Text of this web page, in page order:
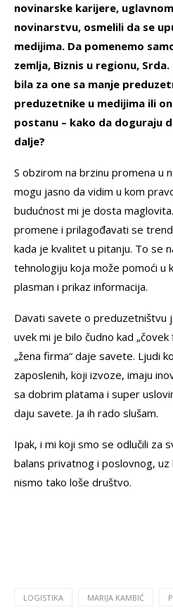
novinarske karijere,
novinarstvu, osmelili da se
medijima. Da pomenemo
zemlja, Biznis u regionu,
bila za one sa manje
preduzetnike u medijima ili
postanu – kako da doguraju
dalje?
S obzirom na brzinu promena u
mogu jasno da vidim u kom
budućnost mi je dosta
promene i prilagođavati se
kada je kvalitet u pitanju. To se
tehnologiju koja može pomoći u
plasman i prikaz informacija.
Davati savete o preduzetništvu
uvek mi je bilo čudno kad „čovek
„žena firma“ daje savete. Ljudi
zaposlenih, koji izvoze, imaju
sa dobrim platama i super
daju savete. Ja ih rado slušam.
Ipak, i mi koji smo se odlučili za
balans privatnog i poslovnog,
nismo tako loše društvo.
LOGISTIKA MARIJA KAMBIĆ